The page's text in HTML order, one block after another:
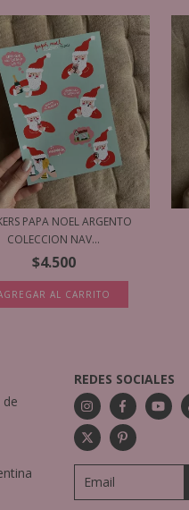
PAPA NOEL ARGENTO
COLECCION NAV...
$4.500
REDES SOCIALES